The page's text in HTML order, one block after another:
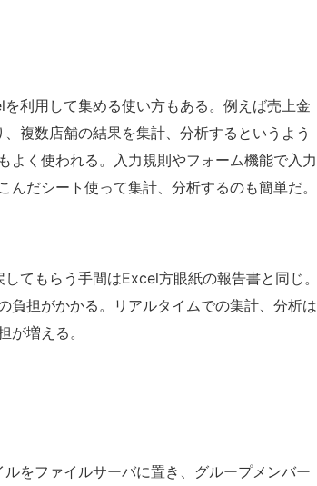
利用して集める使い方もある。例えば売上金
複数店舗の結果を集計、分析するというよう
よく使われる。入力規則やフォーム機能で入力
だシート使って集計、分析するのも簡単だ。
てもらう手間はExcel方眼紙の報告書と同じ。
負担がかかる。リアルタイムでの集計、分析は
増える。
をファイルサーバに置き、グループメンバー